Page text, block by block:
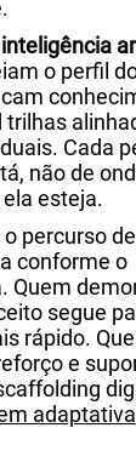
o perfil
Cada
não de
esteja.
o percurso de
conforme o
Quem
segue
rápido.
e
adaptativa